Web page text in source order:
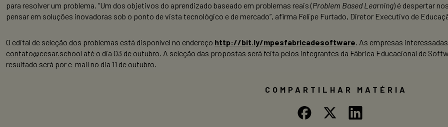
para resolver um problema. “Um dos objetivos do aprendizado baseado em problemas reais (Problem Based Learning) é despertar
pensar em soluções inovadoras sob o ponto de vista tecnológico e de mercado”, afirma Felipe Furtado, Diretor Executivo de
O edital de seleção dos problemas está disponível no endereço http://bit.ly/mpesfabricadesoftware. As empresas
contato@cesar.school até o dia 03 de outubro. A seleção das propostas será feita pelos integrantes da Fábrica Educacional de
resultado será por e-mail no dia 11 de outubro.
COMPARTILHAR MATÉRIA